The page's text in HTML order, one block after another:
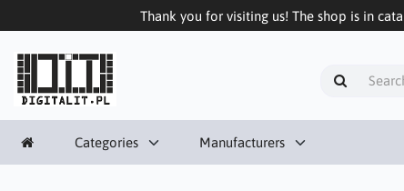
Thank you for visiting us! The shop is in
Categories Manufacturers